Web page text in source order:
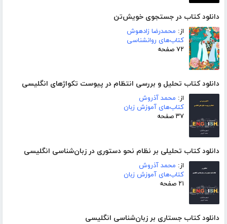
دانلود کتاب در جستجوی خویش‌تن
از: محمدرضا زادهوش
کتاب‌های روانشناسی
۷۲ صفحه
دانلود کتاب تحلیل و بررسی انتظام در پیوست تکواژهای انگلیسی
از: محمد آذروش
کتاب‌های آموزش زبان
۳۷ صفحه
دانلود کتاب تحلیلی بر نظام نحو دستوری در زبان‌شناسی انگلیسی
از: محمد آذروش
کتاب‌های آموزش زبان
۲۱ صفحه
دانلود کتاب جستاری بر زبان‌شناسی انگلیسی